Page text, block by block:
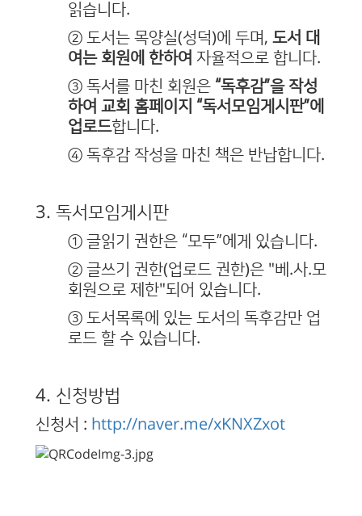
읽습니다.
② 도서는 목양실(성덕)에 두며, 도서 대
여는 회원에 한하여 자율적으로 합니다.
③ 독서를 마친 회원은 “독후감”을 작성
하여 교회 홈페이지 “독서모임게시판”에
업로드합니다.
④ 독후감 작성을 마친 책은 반납합니다.
3. 독서모임게시판
① 글읽기 권한은 “모두”에게 있습니다.
② 글쓰기 권한(업로드 권한)은 "베.사.모
회원으로 제한"되어 있습니다.
③ 도서목록에 있는 도서의 독후감만 업
로드 할 수 있습니다.
4. 신청방법
신청서 : http://naver.me/xKNXZxot